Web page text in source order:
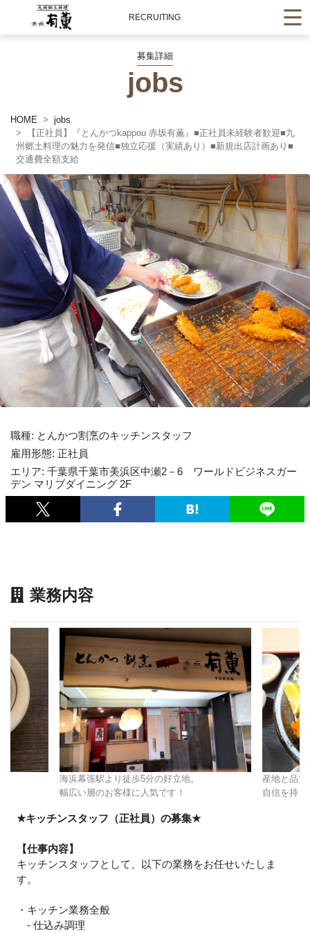
RECRUITING
募集詳細
jobs
HOME
jobs
【正社員】『とんかつkappou 赤坂有薫』■正社員未経験者歓迎■九
州郷土料理の魅力を発信■独立応援（実績あり）■新規出店計画あり■
交通費全額支給
職種: とんかつ割烹のキッチンスタッフ
雇用形態: 正社員
エリア: 千葉県千葉市美浜区中瀬2－6 ワールドビジネスガー
デン マリブダイニング 2F
業務内容
海浜幕張駅より徒歩5分の好立地。
幅広い層のお客様に人気です！
産地と品
自信を持
★キッチンスタッフ（正社員）の募集★
【仕事内容】
キッチンスタッフとして、以下の業務をお任せいたしま
す。
・キッチン業務全般
- 仕込み調理